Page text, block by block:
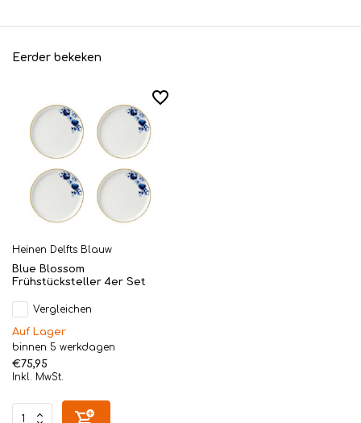
Eerder bekeken
Heinen Delfts Blauw
Blue Blossom
Frühstücksteller 4er Set
Vergleichen
Auf Lager
binnen 5 werkdagen
€75,95
Inkl. MwSt.